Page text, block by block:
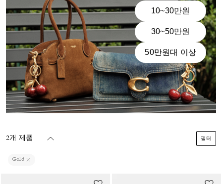
10~30만원
30~50만원
50만원대 이상
2개 제품 필터
Gold